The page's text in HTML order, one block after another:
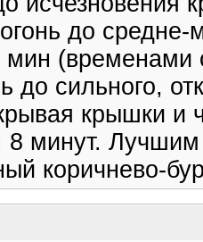
до
мин (временами
до сильного,
крышки
8 минут.
коричнево-